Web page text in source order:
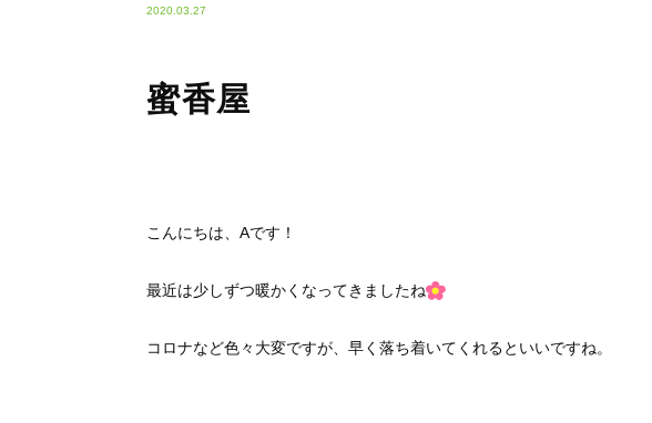
2020.03.27
蜜香屋
こんにちは、Aです！
最近は少しずつ暖かくなってきましたね
コロナなど色々大変ですが、早く落ち着いてくれるといいですね。